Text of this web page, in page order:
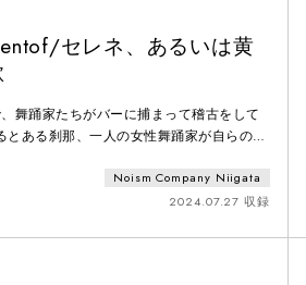
セレネ、あるいは黄
舞踊家たちがバーに捕まって稽古をして
とある刹那、一人の女性舞踊家が自らの指
り越えてきた苦悩であり、分かち合ってき
り、受け入れ、その身に刻んできた舞踊へ
白装束の集団（ある民族）によって儀式が
Noism Company Niigata
2024.07.27 収録